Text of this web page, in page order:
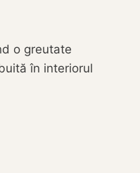
o greutate
în interiorul